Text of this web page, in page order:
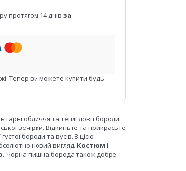
протягом 14 днів за
Тепер ви можете купити будь-
обличчя та теплі довгі бороди.
вечірки. Відкиньте та прикрасьте
бороди та вусів. З цією
новий вигляд. Костюм і
Чорна пишна борода також добре